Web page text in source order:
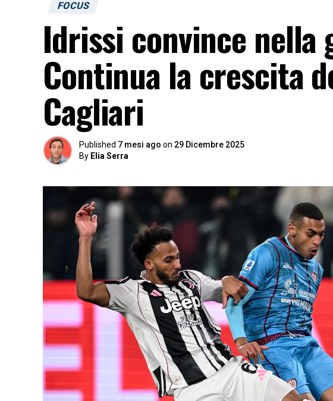
FOCUS
Idrissi convince nella
Continua la crescita
Cagliari
Published 7 mesi ago on 29 Dicembre 2025
By Elia Serra